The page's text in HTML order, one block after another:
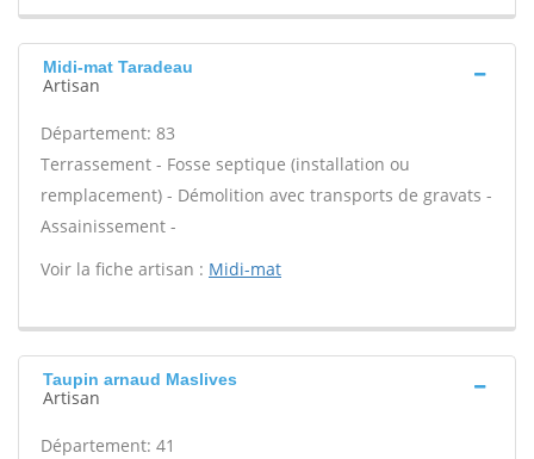
Midi-mat Taradeau
Artisan
Département: 83
Terrassement - Fosse septique (installation ou
remplacement) - Démolition avec transports de gravats -
Assainissement -
Voir la fiche artisan : Midi-mat
Taupin arnaud Maslives
Artisan
Département: 41